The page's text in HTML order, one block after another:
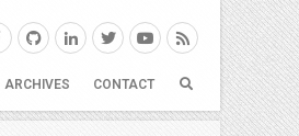
ARCHIVES CONTACT